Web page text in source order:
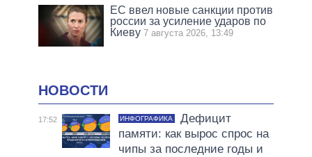
ЕС ввел новые санкции против
россии за усиление ударов по
Киеву 7 августа 2026, 13:49
НОВОСТИ
17:52 ИНФОГРАФИКА
Дефицит
памяти: как вырос спрос на
чипы за последние годы и